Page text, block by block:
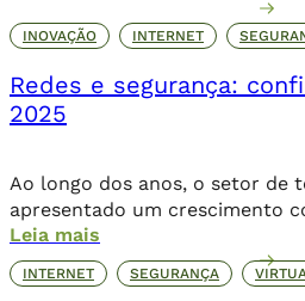
continuidade dos negócios. A
das ameaças e o volume de
acordo com relatório da IBM
INOVAÇÃO INTERNET
Redes e segurança:
2025
Ao longo dos anos, o setor de
apresentado um crescimento
principalmente quando se trata
dois principais pilares da
apontam que, até 2028, 91%
Leia mais
INTERNET SEGURANÇA